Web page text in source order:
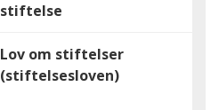
stiftelse
Lov om stiftelser
(stiftelsesloven)